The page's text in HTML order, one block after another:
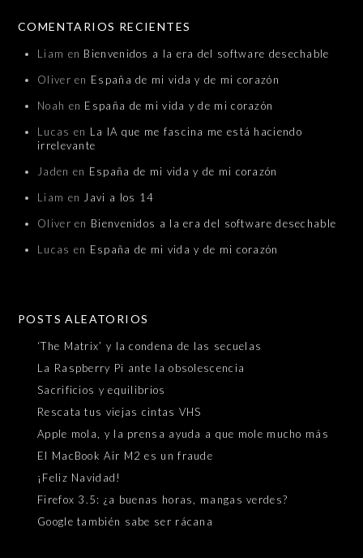
COMENTARIOS RECIENTES
Liam en Bienvenidos a la era del software desechable
Oliver en España de mi vida y de mi corazón
Noah en España de mi vida y de mi corazón
Lucas en La IA que me fascina me está haciendo
irrelevante
Jaden en España de mi vida y de mi corazón
Liam en Javi a los 14
Oliver en Bienvenidos a la era del software desechable
Lucas en España de mi vida y de mi corazón
POSTS ALEATORIOS
‘The Matrix’ y la condena de las secuelas
La Raspberry Pi ante la obsolescencia
Sacrificios y equilibrios
Rescata tus viejas cintas VHS
Apple mola, y la prensa ayuda a que mole mucho más
El MacBook Air M2 es un fraude
¡Feliz Navidad!
Firefox 3.5: ¿a buenas horas, mangas verdes?
Google también sabe ser rácana